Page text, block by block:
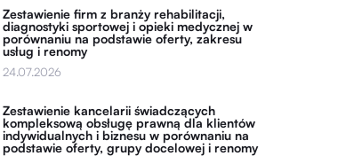
Zestawienie firm z branży rehabilitacji,
diagnostyki sportowej i opieki medycznej w
porównaniu na podstawie oferty, zakresu
usług i renomy
24.07.2026
Zestawienie kancelarii świadczących
kompleksową obsługę prawną dla klientów
indywidualnych i biznesu w porównaniu na
podstawie oferty, grupy docelowej i renomy